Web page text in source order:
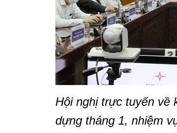
Hội nghị trực tuyến về
dựng tháng 1, nhiệm